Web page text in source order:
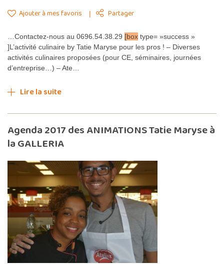
Ajouter à mes favoris Partager
…Contactez-nous au 0696.54.38.29 [box type= »success »
]L’activité culinaire by Tatie Maryse pour les pros ! – Diverses
activités culinaires proposées (pour CE, séminaires, journées
d’entreprise…) – Ate…
Lire la suite
Agenda 2017 des ANIMATIONS Tatie Maryse à
la GALLERIA